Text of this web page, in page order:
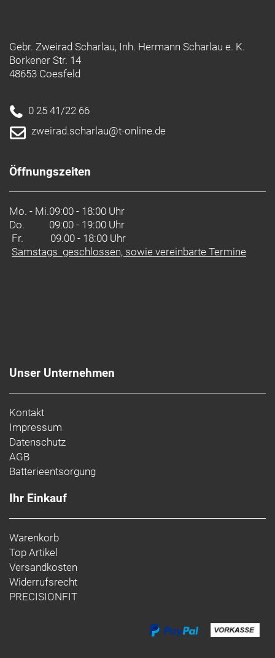
Gebr. Zweirad Scharlau, Inh. Hermann Scharlau e. K.
Borkener Str. 14
48653 Coesfeld
0 25 41/22 66
zweirad.scharlau@t-online.de
Öffnungszeiten
Mo. - Mi.09:00 - 18:00 Uhr
Do.
09:00 - 19:00 Uhr
Fr. 09.00 - 18:00 Uhr
Samstags geschlossen, sowie vereinbarte Termine
Unser Unternehmen
Kontakt
Impressum
Datenschutz
AGB
Batterieentsorgung
Ihr Einkauf
Warenkorb
Top Artikel
Versandkosten
Widerrufsrecht
PRECISIONFIT